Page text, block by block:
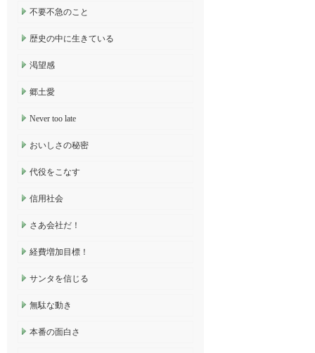
不要不急のこと
歴史の中に生きている
渇望感
郷土愛
Never too late
おいしさの秘密
代役をこなす
信用社会
さあ会社だ！
経費増加目標！
サンタを信じる
無駄な動き
本番の面白さ